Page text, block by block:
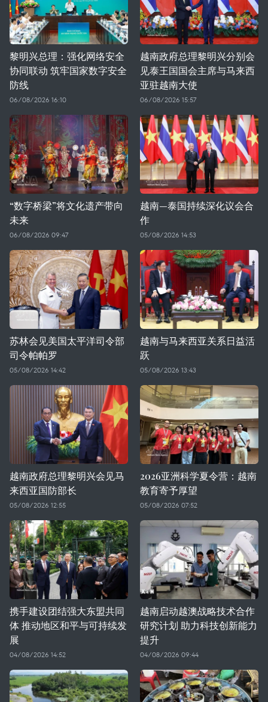
黎明兴总理：强化网络安全
协同联动 筑牢国家数字安全
防线
06/08/2026 16:10
越南政府总理黎明兴分别会
见泰王国国会主席与马来西
亚驻越南大使
06/08/2026 15:57
“数字桥梁”将文化遗产带向
未来
06/08/2026 09:47
越南—泰国持续深化议会合
作
05/08/2026 14:53
苏林会见美国太平洋司令部
司令帕帕罗
05/08/2026 14:42
越南与马来西亚关系日益活
跃
05/08/2026 13:43
越南政府总理黎明兴会见马
来西亚国防部长
05/08/2026 12:55
2026亚洲科学夏令营：越南
教育寄予厚望
05/08/2026 07:52
携手建设团结强大东盟共同
体 推动地区和平与可持续发
展
04/08/2026 14:52
越南启动越澳战略技术合作
研究计划 助力科技创新能力
提升
04/08/2026 09:44